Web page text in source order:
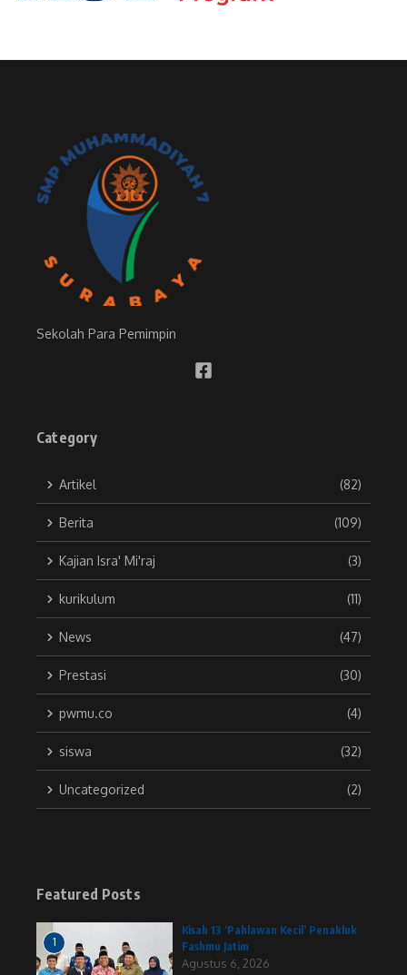
Sekolah Para Pemimpin
Category
Artikel (82)
Berita (109)
Kajian Isra' Mi'raj (3)
kurikulum (11)
News (47)
Prestasi (30)
pwmu.co (4)
siswa (32)
Uncategorized (2)
Featured Posts
1
Kisah 13 ‘Pahlawan Kecil’ Penakluk
Fashmu Jatim
Agustus 6, 2026